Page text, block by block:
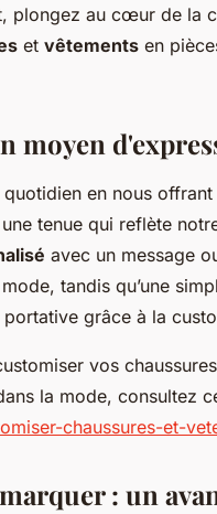
plongez au cœur de la
et vêtements en
moyen
quotidien en nous
tenue qui reflète
avec un message
tandis qu’une
grâce à la
vos
la mode, consultez
chaussures-et-
: un